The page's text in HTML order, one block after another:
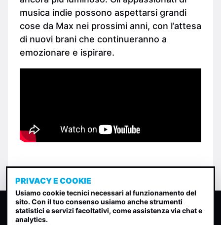
musica indie possono aspettarsi grandi
cose da Max nei prossimi anni, con l’attesa
di nuovi brani che continueranno a
emozionare e ispirare.
CLASSIFICA INDIE
Classifica per indice di gradimento generata dall analisi di
PRIVACY E COOKIE
Usiamo cookie tecnici necessari al funzionamento del
sito. Con il tuo consenso usiamo anche strumenti
statistici e servizi facoltativi, come assistenza via chat e
analytics.